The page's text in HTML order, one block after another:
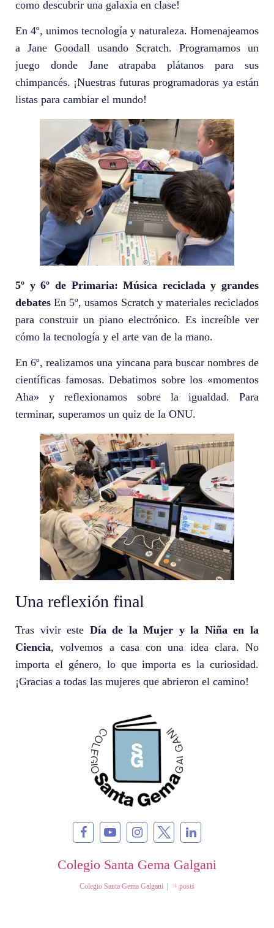
como descubrir una galaxia en clase!
En 4º, unimos tecnología y naturaleza. Homenajeamos
a Jane Goodall usando Scratch. Programamos un
juego donde Jane atrapaba plátanos para sus
chimpancés. ¡Nuestras futuras programadoras ya están
listas para cambiar el mundo!
5º y 6º de Primaria: Música reciclada y grandes
debates En 5º, usamos Scratch y materiales reciclados
para construir un piano electrónico. Es increíble ver
cómo la tecnología y el arte van de la mano.
En 6º, realizamos una yincana para buscar nombres de
científicas famosas. Debatimos sobre los «momentos
Aha» y reflexionamos sobre la igualdad. Para
terminar, superamos un quiz de la ONU.
Una reflexión final
Tras vivir este Día de la Mujer y la Niña en la
Ciencia, volvemos a casa con una idea clara. No
importa el género, lo que importa es la curiosidad.
¡Gracias a todas las mujeres que abrieron el camino!
Colegio Santa Gema Galgani
Colegio Santa Gema Galgani | + posts